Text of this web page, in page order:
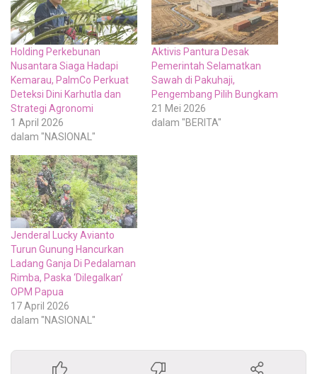
Holding Perkebunan
Nusantara Siaga Hadapi
Kemarau, PalmCo Perkuat
Deteksi Dini Karhutla dan
Strategi Agronomi
1 April 2026
dalam "NASIONAL"
Aktivis Pantura Desak
Pemerintah Selamatkan
Sawah di Pakuhaji,
Pengembang Pilih Bungkam
21 Mei 2026
dalam "BERITA"
Jenderal Lucky Avianto
Turun Gunung Hancurkan
Ladang Ganja Di Pedalaman
Rimba, Paska ‘Dilegalkan’
OPM Papua
17 April 2026
dalam "NASIONAL"